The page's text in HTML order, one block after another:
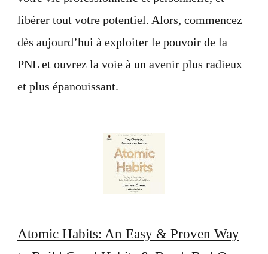
libérer tout votre potentiel. Alors, commencez
dès aujourd’hui à exploiter le pouvoir de la
PNL et ouvrez la voie à un avenir plus radieux
et plus épanouissant.
Atomic Habits: An Easy & Proven Way